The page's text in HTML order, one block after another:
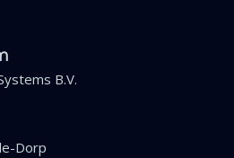
B.V.
Dorp